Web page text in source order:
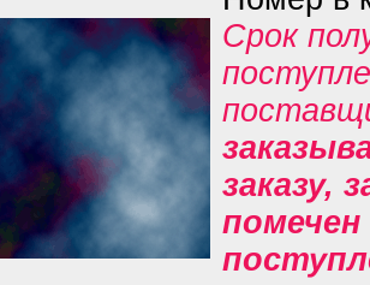
Срок
заказу,
помечен